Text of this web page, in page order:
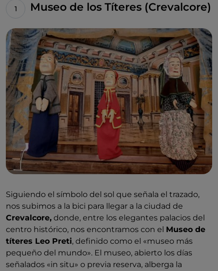
Museo de los Títeres (Crevalcore)
Siguiendo el símbolo del sol que señala el trazado,
nos subimos a la bici para llegar a la ciudad de
Crevalcore, donde, entre los elegantes palacios del
centro histórico, nos encontramos con el Museo de
títeres Leo Preti, definido como el «museo más
pequeño del mundo». El museo, abierto los días
señalados «in situ» o previa reserva, alberga la